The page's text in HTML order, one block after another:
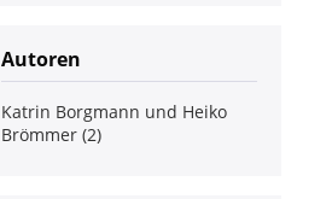
Autoren
Katrin Borgmann und Heiko
Brömmer (2)